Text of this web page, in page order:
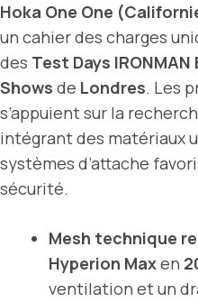
Hoka One One
un cahier des charges
des Test Days IRONMAN
Shows de Londres. Les
s’appuient sur la
intégrant des matériaux
systèmes d’attache
sécurité.
Mesh technique
Hyperion Maxen
ventilation et un